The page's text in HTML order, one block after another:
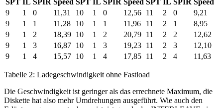
9
1 0 11,31 10 1 0 12,56 11 2 0
9,21
9
1 1 11,28 10 1 1 11,96 11 2 1
8,95
9
1 2 18,39 10 1 2 20,79 11 2 2
12,62
9
1 3 16,87 10 1 3 19,23 11 2 3
12,10
9
1 4 15,57 10 1 4 17,85 11 2 4 11,63
Tabelle 2: Ladegeschwindigkeit ohne Fastload
Die Geschwindigkeit ist geringer als das errechnete Maximum, die
Diskette hat also mehr Umdrehungen ausgeführt. Wie auch den